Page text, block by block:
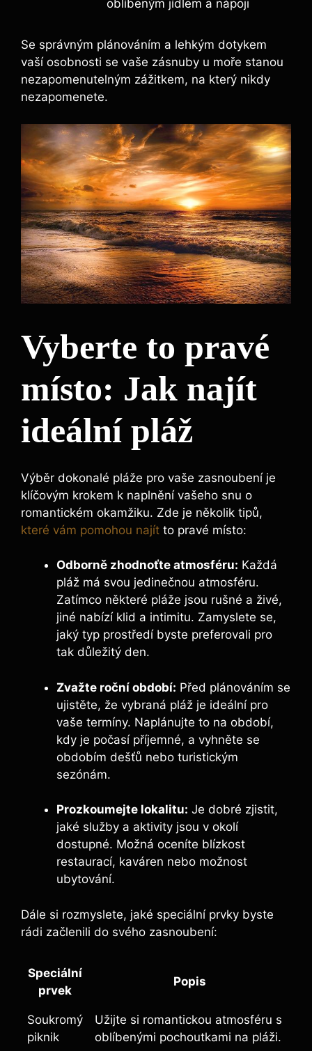
oblíbeným jídlem a nápoji
Se správným plánováním a lehkým dotykem
vaší osobnosti se vaše zásnuby u moře stanou
nezapomenutelným zážitkem, na který nikdy
nezapomenete.
Vyberte to pravé
místo: Jak najít
ideální pláž
Výběr dokonalé pláže pro vaše zasnoubení je
klíčovým krokem k naplnění vašeho snu o
romantickém okamžiku. Zde je několik tipů,
které vám pomohou najít to pravé místo:
Odborně zhodnoťte atmosféru: Každá
pláž má svou jedinečnou atmosféru.
Zatímco některé pláže jsou rušné a živé,
jiné nabízí klid a intimitu. Zamyslete se,
jaký typ prostředí byste preferovali pro
tak důležitý den.
Zvažte roční období: Před plánováním se
ujistěte, že vybraná pláž je ideální pro
vaše termíny. Naplánujte to na období,
kdy je počasí příjemné, a vyhněte se
obdobím dešťů nebo turistickým
sezónám.
Prozkoumejte lokalitu: Je dobré zjistit,
jaké služby a aktivity jsou v okolí
dostupné. Možná oceníte blízkost
restaurací, kaváren nebo možnost
ubytování.
Dále si rozmyslete, jaké speciální prvky byste
rádi začlenili do svého zasnoubení:
Speciální
prvek
Popis
Soukromý
piknik
Užijte si romantickou atmosféru s
oblíbenými pochoutkami na pláži.